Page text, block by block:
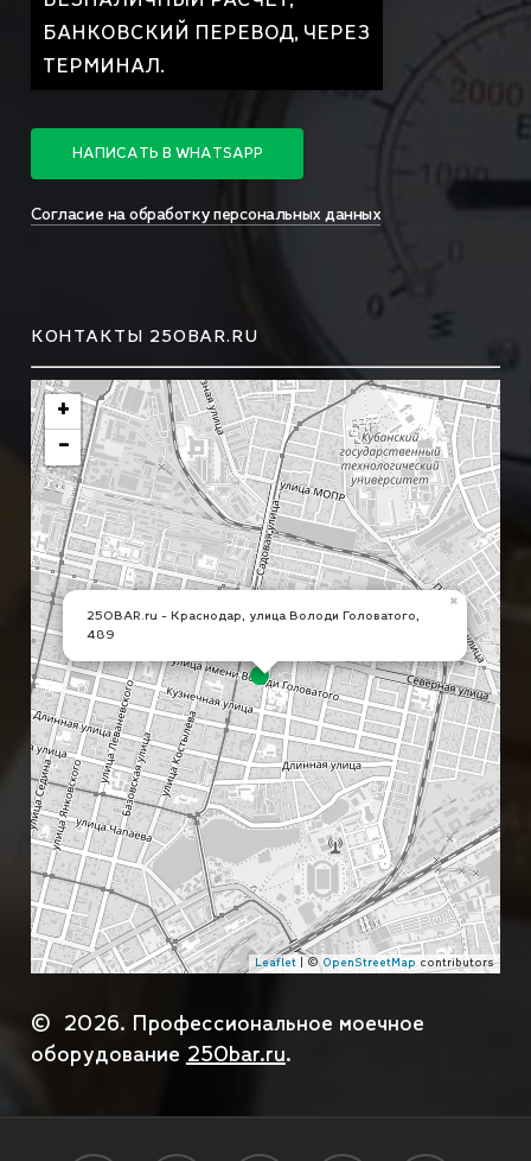
БАНКОВСКИЙ ПЕРЕВОД, ЧЕРЕЗ
ТЕРМИНАЛ.
НА П ИСАТ Ь В WHATSA P P
Согласие на обработку персональных данных
КОНТАКТЫ 250BAR.RU
250BAR.ru - Краснодар, улица Володи Головатого,
489
×
+
−
Leaflet | ©OpenStreetMap contributors
© 2026. Профессиональное моечное
оборудование 250bar.ru.